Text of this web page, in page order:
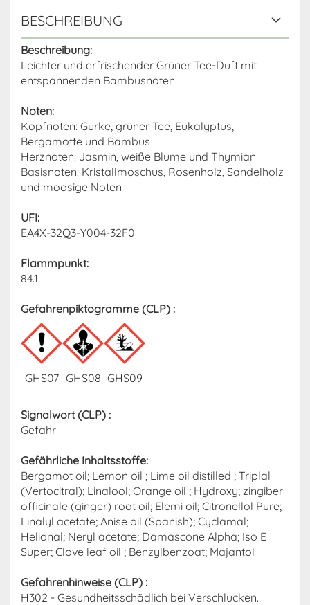
BESCHREIBUNG
Beschreibung:
Leichter und erfrischender Grüner Tee-Duft mit
entspannenden Bambusnoten.
Noten:
Kopfnoten: Gurke, grüner Tee, Eukalyptus,
Bergamotte und Bambus
Herznoten: Jasmin, weiße Blume und Thymian
Basisnoten: Kristallmoschus, Rosenholz, Sandelholz
und moosige Noten
UFI:
EA4X-32Q3-Y004-32F0
Flammpunkt:
84.1
Gefahrenpiktogramme (CLP) :
GHS07 GHS08 GHS09
Signalwort (CLP) :
Gefahr
Gefährliche Inhaltsstoffe:
Bergamot oil; Lemon oil ; Lime oil distilled ; Triplal
(Vertocitral); Linalool; Orange oil ; Hydroxy; zingiber
officinale (ginger) root oil; Elemi oil; Citronellol Pure;
Linalyl acetate; Anise oil (Spanish); Cyclamal;
Helional; Neryl acetate; Damascone Alpha; Iso E
Super; Clove leaf oil ; Benzylbenzoat; Majantol
Gefahrenhinweise (CLP) :
H302 - Gesundheitsschädlich bei Verschlucken.